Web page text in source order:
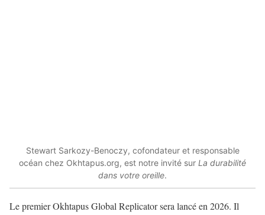
Stewart Sarkozy-Benoczy, cofondateur et responsable
océan chez Okhtapus.org, est notre invité sur La durabilité
dans votre oreille.
Le premier Okhtapus Global Replicator sera lancé en 2026. Il